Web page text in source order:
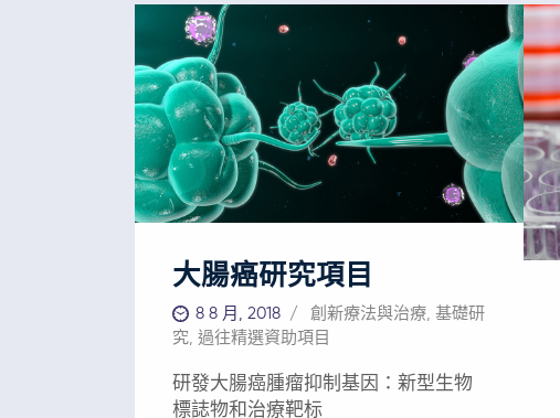
命的癌症治療帶來希望 您對AFCR的
支持將幫助科學家研發經濟有效的全
新胃腸道癌免疫療法。您對本基金會
的捐贈也將讓世界各地的患者不再生
活在「你得了癌症」這句話的恐懼之
中。 對本基金會的支持是實現這一目
標的最佳方式。您的每一份捐贈都是
在拯救生命。
大腸癌研究項目
8 8 月, 2018 創新療法與治療 ,基礎研
究 過往精選資助項目
研發大腸癌腫瘤抑制基因：新型生物
標誌物和治療靶标